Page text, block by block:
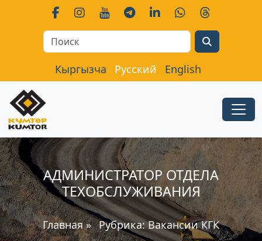
Кыргызча Русский English
АДМИНИСТРАТОР ОТДЕЛА
ТЕХОБСЛУЖИВАНИЯ
Главная» Рубрика:Вакансии КГК